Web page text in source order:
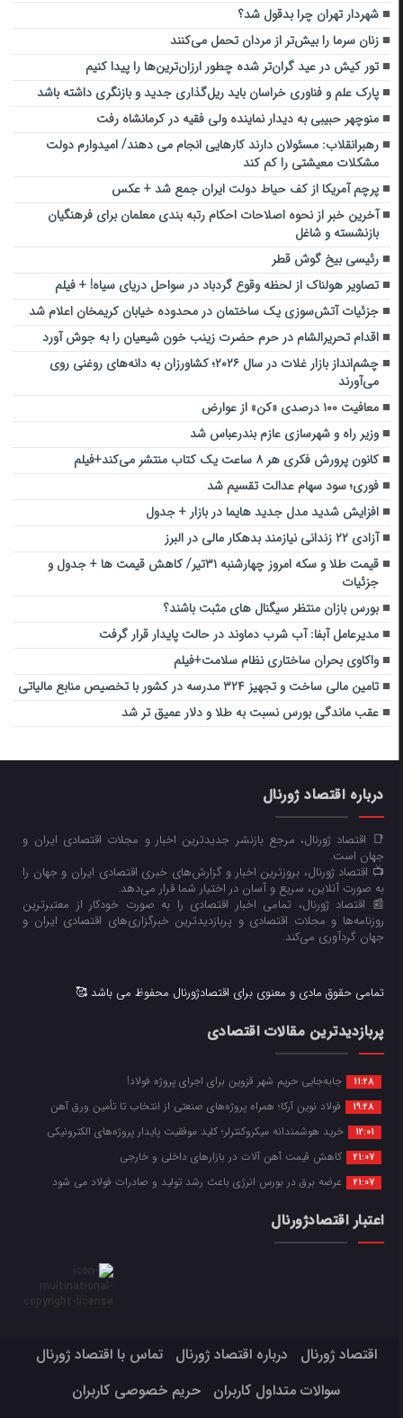
شهردار تهران چرا بدقول شد؟
زنان سرما را بیش‌تر از مردان تحمل می‌کنند
تور کیش در عید گران‌تر شده چطور ارزان‌ترین‌ها را پیدا کنیم
پارک علم و فناوری خراسان باید ریل‌گذاری جدید و بازنگری داشته باشد
منوچهر حبیبی به دیدار نماینده ولی فقیه در کرمانشاه رفت
رهبرانقلاب: مسئولان دارند کارهایی انجام می دهند/ امیدوارم دولت
مشکلات معیشتی را کم کند
پرچم آمریکا از کف حیاط دولت ایران جمع شد + عکس
آخرین خبر از نحوه اصلاحات احکام رتبه بندی معلمان برای فرهنگیان
بازنشسته و شاغل
رئیسی بیخ گوش قطر
تصاویر هولناک از لحظه وقوع گردباد در سواحل دریای سیاه! + فیلم
جزئیات آتش‌سوزی یک ساختمان در محدوده خیابان کریمخان اعلام شد
اقدام تحریرالشام در حرم حضرت زینب خون شیعیان را به جوش آورد
چشم‌انداز بازار غلات در سال ۲۰۲۶؛ کشاورزان به دانه‌های روغنی روی
می‌آورند
معافیت ۱۰۰ درصدی «کن» از عوارض
وزیر راه و شهرسازی عازم بندرعباس شد
کانون پرورش فکری هر ۸ ساعت یک کتاب منتشر می‌کند+فیلم
فوری؛ سود سهام عدالت تقسیم شد
افزایش شدید مدل جدید هایما در بازار + جدول
آزادی ۲۲ زندانی نیازمند بدهکار مالی در البرز
قیمت طلا و سکه امروز چهارشنبه ۳۱تیر/ کاهش قیمت ها + جدول و
جزئیات
بورس بازان منتظر سیگنال های مثبت باشند؟
مدیرعامل آبفا: آب شرب دماوند در حالت پایدار قرار گرفت
واکاوی بحران ساختاری نظام سلامت+فیلم
تامین مالی ساخت و تجهیز ٣٢۴ مدرسه در کشور با تخصیص منابع مالیاتی
عقب ماندگی بورس نسبت به طلا و دلار عمیق تر شد
درباره اقتصاد ژورنال
📑 اقتصاد ژورنال، مرجع بازنشر جدیدترین اخبار و مجلات اقتصادی ایران و
جهان است.
📺 اقتصاد ژورنال، بروزترین اخبار و گزارش‌های خبری اقتصادی ایران و جهان را
به صورت آنلاین، سریع و آسان در اختیار شما قرار می‌‌دهد.
📰 اقتصاد ژورنال، تمامی اخبار اقتصادی را به صورت خودکار از معتبرترین
روزنامه‌ها و مجلات اقتصادی و پربازدیدترین خبرگزاری‌های اقتصادی ایران و
جهان گردآوری می‌کند.
تمامی حقوق مادی و معنوی برای اقتصادژورنال محفوظ می باشد 🥰
پربازدیدترین مقالات اقتصادی
11:28 جابه‌جایی حریم شهر قزوین برای اجرای پروژه فولاد!
19:28 فولاد نوین آرکا؛ همراه پروژه‌های صنعتی از انتخاب تا تأمین ورق آهن
12:01 خرید هوشمندانه میکروکنترلر؛ کلید موفقیت پایدار پروژه‌های الکترونیکی
21:07 کاهش قیمت آهن آلات در بازارهای داخلی و خارجی
21:07 عرضه برق در بورس انرژی باعث رشد تولید و صادرات فولاد می شود
اعتبار اقتصادژورنال
اقتصاد ژورنال درباره اقتصاد ژورنال
تماس با اقتصاد ژورنال
سوالات متداول کاربران
حریم خصوصی کاربران